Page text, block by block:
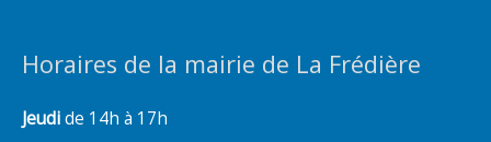
Horaires de la mairie de La Frédière
Jeudide 14h à 17h